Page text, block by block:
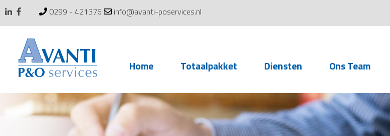
0299 - 421376 info@avanti-poservices.nl
Home Totaalpakket Diensten
Service voor
accountants- en
administratiekantoren
Ons Team